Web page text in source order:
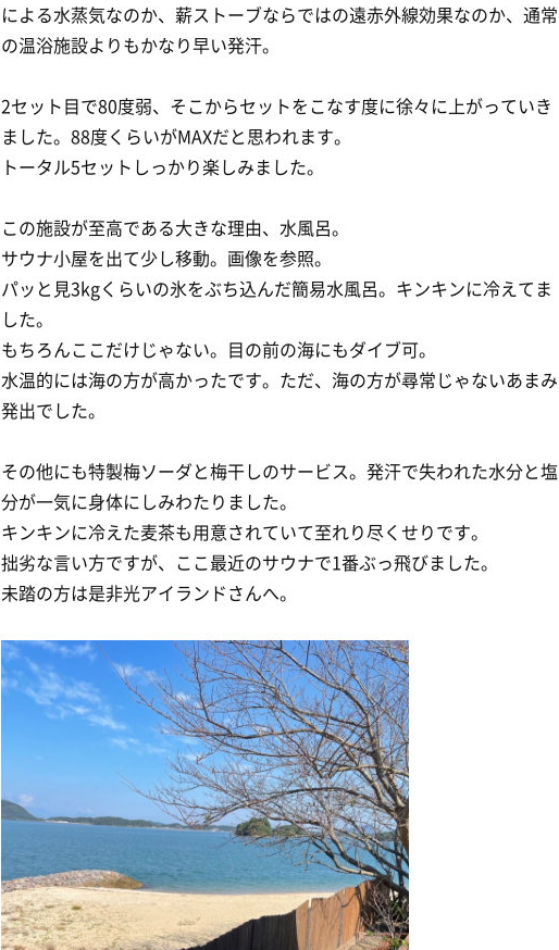
による水蒸気なのか、薪ストーブならではの遠赤外線効果なのか、通常
の温浴施設よりもかなり早い発汗。
2セット目で80度弱、そこからセットをこなす度に徐々に上がっていき
ました。88度くらいがMAXだと思われます。
トータル5セットしっかり楽しみました。
この施設が至高である大きな理由、水風呂。
サウナ小屋を出て少し移動。画像を参照。
パッと見3kgくらいの氷をぶち込んだ簡易水風呂。キンキンに冷えてま
した。
もちろんここだけじゃない。目の前の海にもダイブ可。
水温的には海の方が高かったです。ただ、海の方が尋常じゃないあまみ
発出でした。
その他にも特製梅ソーダと梅干しのサービス。発汗で失われた水分と塩
分が一気に身体にしみわたりました。
キンキンに冷えた麦茶も用意されていて至れり尽くせりです。
拙劣な言い方ですが、ここ最近のサウナで1番ぶっ飛びました。
未踏の方は是非光アイランドさんへ。